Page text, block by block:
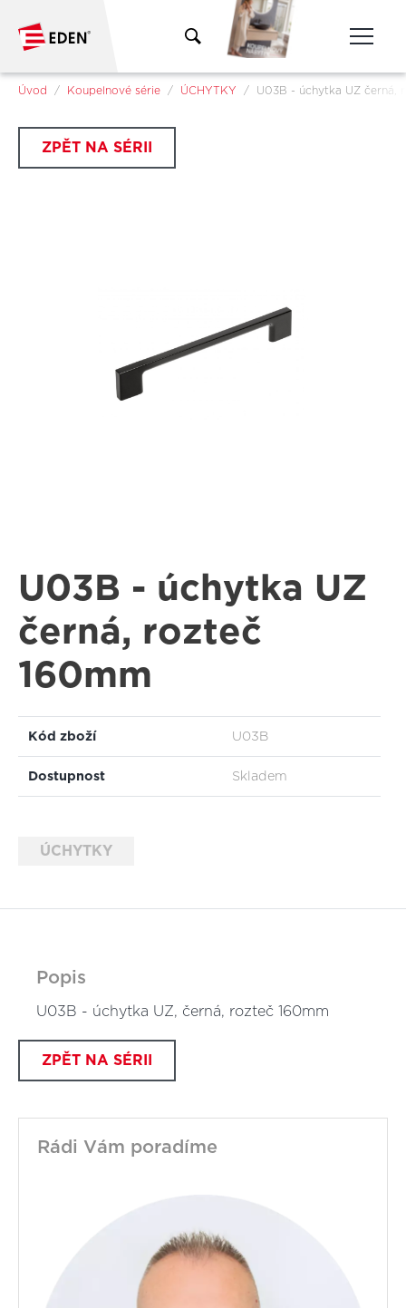
Jsi tady:
Úvod Koupelnové série ÚCHYTKY U03B - úchytka UZ černá,
ZPĚT NA SÉRII
U03B - úchytka UZ
černá, rozteč
160mm
Kód zboží U03B
Dostupnost Skladem
ÚCHYTKY
Popis
U03B - úchytka UZ, černá, rozteč 160mm
ZPĚT NA SÉRII
Rádi Vám poradíme